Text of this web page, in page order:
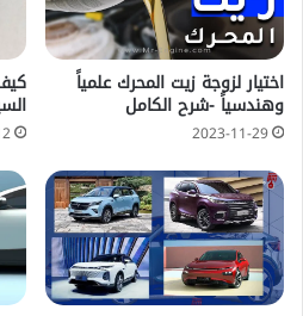
اختيار لزوجة زيت المحرك علمياً
وهندسياً -شرح الكامل
2023-11-29